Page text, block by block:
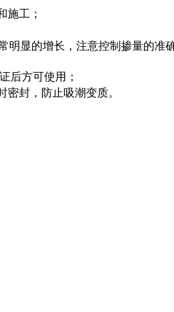
施工；
明显的增长，注意控制掺量的准
后方可使用；
封，防止吸潮变质。